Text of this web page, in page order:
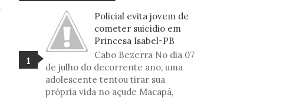
Policial evita jovem de
cometer suicídio em
Princesa Isabel-PB
Cabo Bezerra No dia 07
de julho do decorrente ano, uma
adolescente tentou tirar sua
própria vida no açude Macapá,